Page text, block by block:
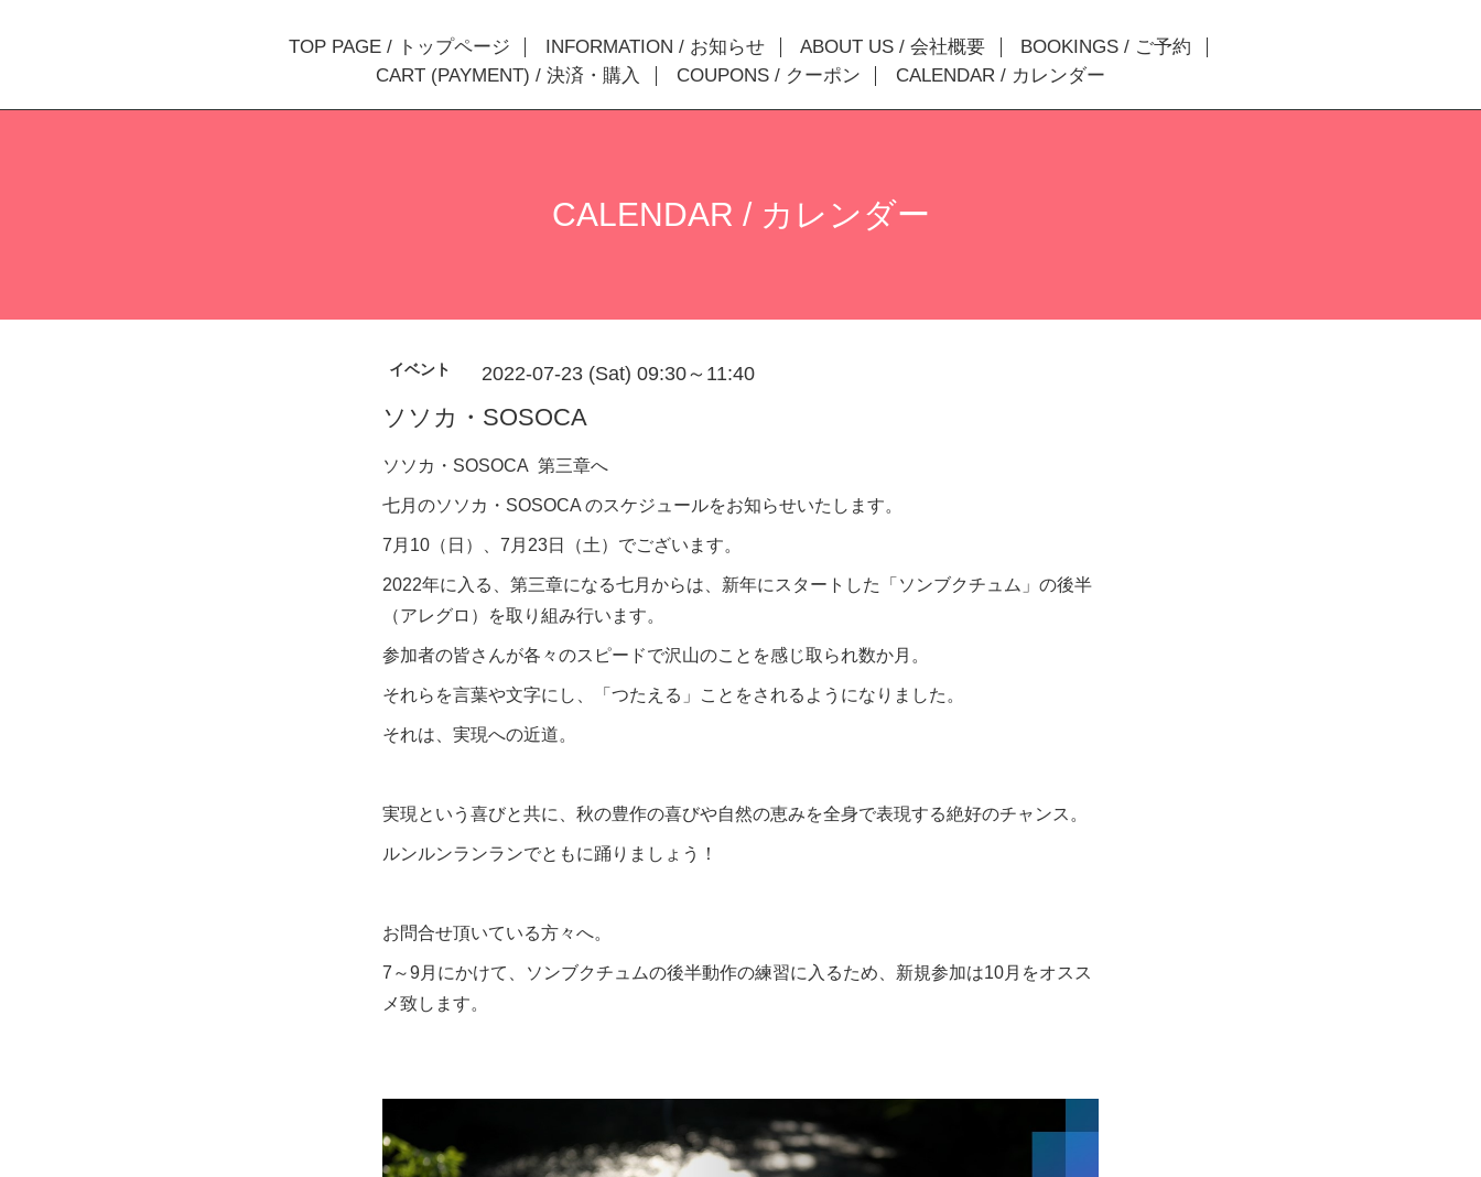
TOP PAGE / トップページ INFORMATION / お知らせ ABOUT US / 会社概要
BOOKINGS / ご予約
CART (PAYMENT) / 決済・購入
COUPONS / クーポン CALENDAR / カレンダー
CALENDAR / カレンダー
イベント 2022-07-23 (Sat) 09:30～11:40
ソソカ・SOSOCA
ソソカ・SOSOCA 第三章へ
七月のソソカ・SOSOCA のスケジュールをお知らせいたします。
7月10（日）、7月23日（土）でございます。
2022年に入る、第三章になる七月からは、新年にスタートした「ソンブクチュム」の後半
（アレグロ）を取り組み行います。
参加者の皆さんが各々のスピードで沢山のことを感じ取られ数か月。
それらを言葉や文字にし、「つたえる」ことをされるようになりました。
それは、実現への近道。
実現という喜びと共に、秋の豊作の喜びや自然の恵みを全身で表現する絶好のチャンス。
ルンルンランランでともに踊りましょう！
お問合せ頂いている方々へ。
7～9月にかけて、ソンブクチュムの後半動作の練習に入るため、新規参加は10月をオスス
メ致します。